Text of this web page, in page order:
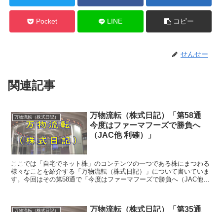
Pocket LINE コピー
せんせー
関連記事
万物流転（株式日記）
万物流転（株式日記）「第58通
今度はファーマフーズで勝負へ
（JAC他 利確）」
ここでは「自宅でネット株」のコンテンツの一つである株にまつわる
様々なことを紹介する「万物流転（株式日記）」について書いていま
す。今回はその第58通で「今度はファーマフーズで勝負へ（JAC他
万物流転（株式日記） 万物流転（株式日記）「第35通